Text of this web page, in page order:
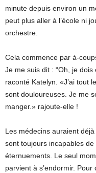
minute depuis environ un
peut plus aller à l’école ni
orchestre.
Cela commence par à-
Je me suis dit : “Oh, je
raconté Katelyn. «J’ai tout
sont douloureuses. Je me
manger.» rajoute-elle !
Les médecins auraient
sont toujours incapables
éternuements. Le seul
parvient à s’endormir.